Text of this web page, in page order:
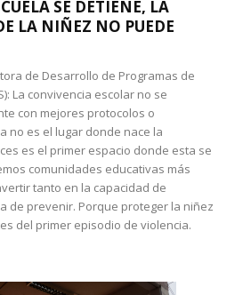
SE DETIENE, LA
LA NIÑEZ NO PUEDE
de Desarrollo de Programas de
La convivencia escolar no se
con mejores protocolos o
no es el lugar donde nace la
es el primer espacio donde esta se
comunidades educativas más
tanto en la capacidad de
de prevenir. Porque proteger la niñez
del primer episodio de violencia.